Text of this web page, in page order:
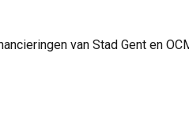
van Stad Gent en